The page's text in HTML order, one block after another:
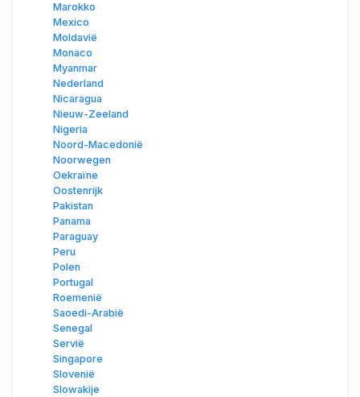
Marokko
Mexico
Moldavië
Monaco
Myanmar
Nederland
Nicaragua
Nieuw-Zeeland
Nigeria
Noord-Macedonië
Noorwegen
Oekraïne
Oostenrijk
Pakistan
Panama
Paraguay
Peru
Polen
Portugal
Roemenië
Saoedi-Arabië
Senegal
Servië
Singapore
Slovenië
Slowakije